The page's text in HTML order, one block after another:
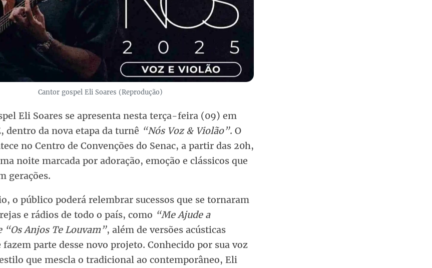
Cantor gospel Eli Soares (Reprodução)
Eli Soares se apresenta nesta terça-feira (09) em
dentro da nova etapa da turnê “Nós Voz & Violão”. O
no Centro de Convenções do Senac, a partir das 20h,
noite marcada por adoração, emoção e clássicos que
gerações.
o público poderá relembrar sucessos que se tornaram
e rádios de todo o país, como “Me Ajude a
Anjos Te Louvam”, além de versões acústicas
parte desse novo projeto. Conhecido por sua voz
que mescla o tradicional ao contemporâneo, Eli